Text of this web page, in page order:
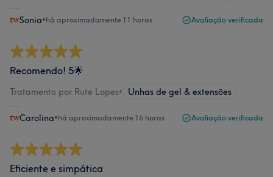
Sonia•há aproximadamente 11 horas Avaliação verificada
Recomendo! 5🌟
Tratamento por Rute Lopes• Unhas de gel & extensões
Carolina•há aproximadamente 16 horas Avaliação verificada
Eficiente e simpática